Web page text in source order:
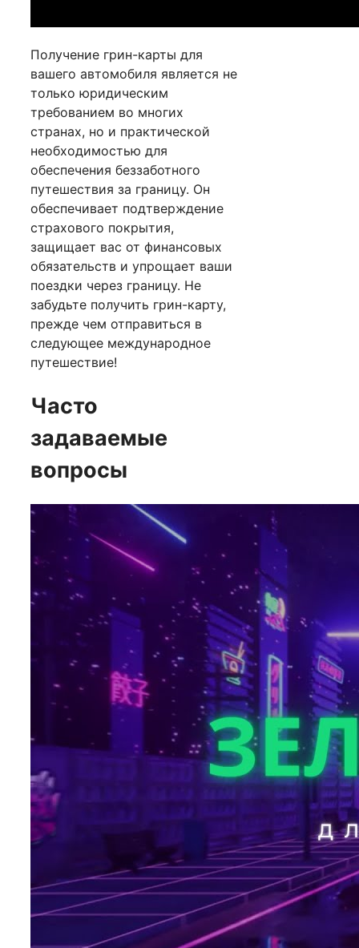
Получение грин-карты для
вашего автомобиля является не
только юридическим
требованием во многих
странах, но и практической
необходимостью для
обеспечения беззаботного
путешествия за границу. Он
обеспечивает подтверждение
страхового покрытия,
защищает вас от финансовых
обязательств и упрощает ваши
поездки через границу. Не
забудьте получить грин-карту,
прежде чем отправиться в
следующее международное
путешествие!
Часто
задаваемые
вопросы